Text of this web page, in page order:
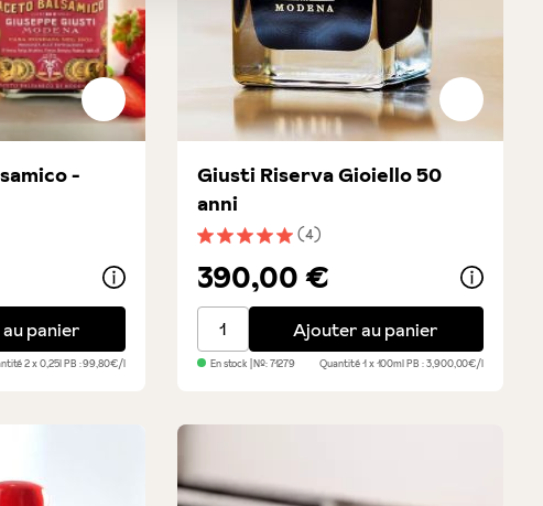
5 étoiles
-
- Denso & Bianco
panier
2 x 0,25lPB : 99,80€/l
Note moyenne de 5 sur 5 étoiles
(4)
Giusti Riserva Gioiello 50
anni
390,00 €
Giusti Riserva Gioiello 50 anni
Ajouter au panier
En stock | №:71279 Quantité1 x 100mlPB : 3,900,00€/l